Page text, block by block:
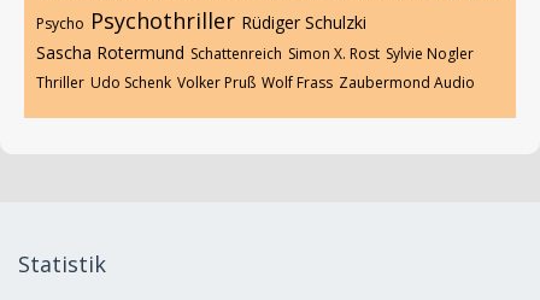
Psycho Psychothriller Rüdiger Schulzki
Sascha Rotermund Schattenreich Simon X. Rost Sylvie Nogler
Thriller Udo Schenk Volker Pruß Wolf Frass Zaubermond Audio
Statistik